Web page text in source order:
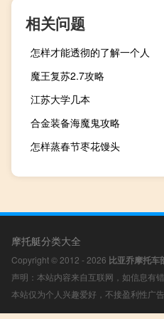
相关问题
怎样才能透彻的了解一个人
魔王复苏2.7攻略
江苏大学几本
合金装备海魔鬼攻略
怎样蒸春节枣花馒头
摩托艇分类大全
Copyright © 2012 - 2026 比亚乔摩托车
声明：本站内容来自互联网，如信息有
本站仅为个人兴趣爱好，不接盈利性广